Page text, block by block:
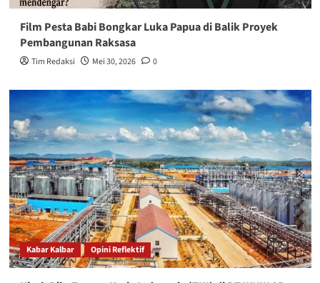
Film Pesta Babi Bongkar Luka Papua di Balik Proyek
Pembangunan Raksasa
Tim Redaksi Mei 30, 2026 0
Kabar Kalbar Opini Reflektif